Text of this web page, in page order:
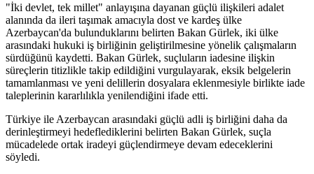
"İki devlet, tek millet" anlayışına dayanan güçlü ilişkileri adalet
alanında da ileri taşımak amacıyla dost ve kardeş ülke
Azerbaycan'da bulunduklarını belirten Bakan Gürlek, iki ülke
arasındaki hukuki iş birliğinin geliştirilmesine yönelik çalışmaların
sürdüğünü kaydetti. Bakan Gürlek, suçluların iadesine ilişkin
süreçlerin titizlikle takip edildiğini vurgulayarak, eksik belgelerin
tamamlanması ve yeni delillerin dosyalara eklenmesiyle birlikte iade
taleplerinin kararlılıkla yenilendiğini ifade etti.
Türkiye ile Azerbaycan arasındaki güçlü adli iş birliğini daha da
derinleştirmeyi hedeflediklerini belirten Bakan Gürlek, suçla
mücadelede ortak iradeyi güçlendirmeye devam edeceklerini
söyledi.